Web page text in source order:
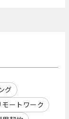
グ
モートワーク